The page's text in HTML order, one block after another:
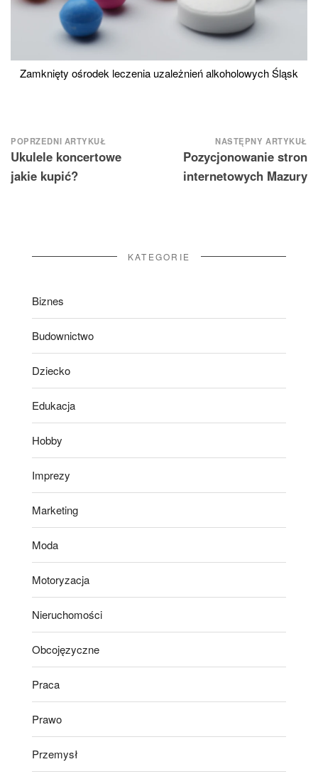
Zamknięty ośrodek leczenia uzależnień alkoholowych Śląsk
Nawigacja
wpisu
POPRZEDNI ARTYKUŁ
Ukulele koncertowe
jakie kupić?
NASTĘPNY ARTYKUŁ
Pozycjonowanie stron
internetowych Mazury
KATEGORIE
Biznes
Budownictwo
Dziecko
Edukacja
Hobby
Imprezy
Marketing
Moda
Motoryzacja
Nieruchomości
Obcojęzyczne
Praca
Prawo
Przemysł